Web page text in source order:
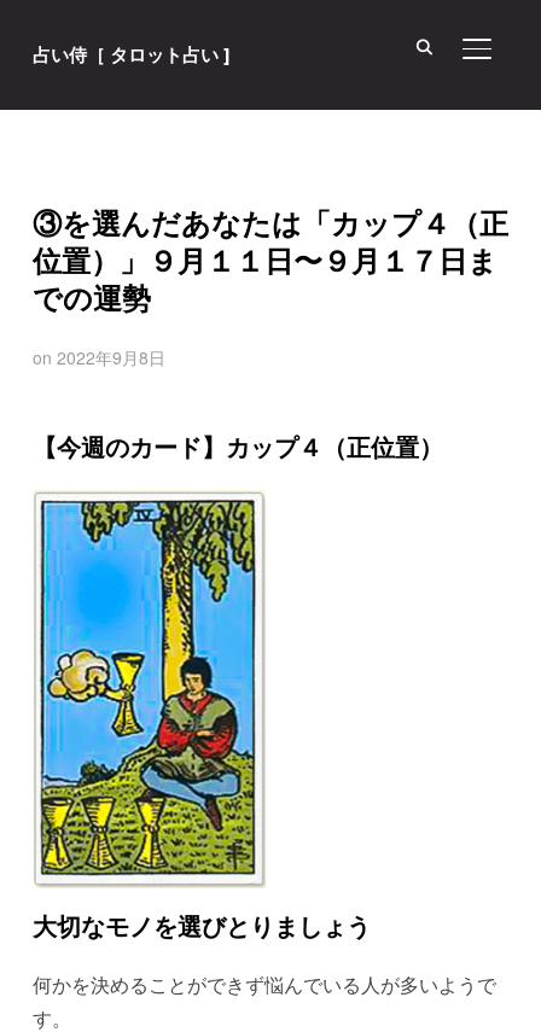
占い侍［ タロット占い ] サイド
③を選んだあなたは「カップ４（正
位置）」９月１１日〜９月１７日ま
での運勢
on 2022年9月8日
【今週のカード】カップ４（正位置）
大切なモノを選びとりましょう
何かを決めることができず悩んでいる人が多いようで
す。